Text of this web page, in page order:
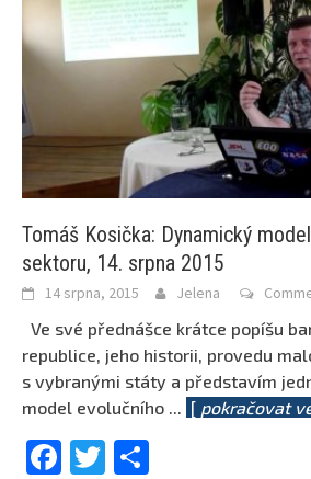
Tomáš Kosička: Dynamický
sektoru, 14. srpna 2015
14 srpna, 2015 Jelena
Ve své přednášce krátce popíšu
republice, jeho historii, provedu
s vybranými státy a představím
model evolučního ... [ pokračovat
Facebook
Twitter